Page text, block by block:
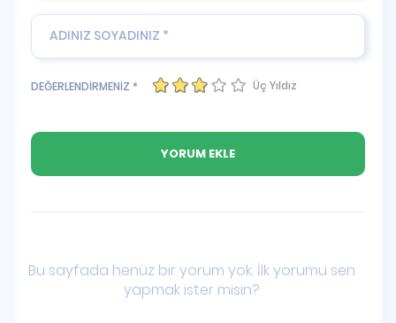
DEĞERLENDİRMENİZ * Üç Yıldız
Bu sayfada henüz bir yorum yok. İlk yorumu sen
yapmak ister misin?